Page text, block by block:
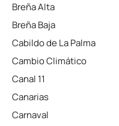
Breña Alta
Breña Baja
Cabildo de La Palma
Cambio Climático
Canal 11
Canarias
Carnaval